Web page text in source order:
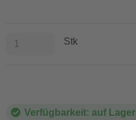
Verfügbarkeit: auf Lager
Stk